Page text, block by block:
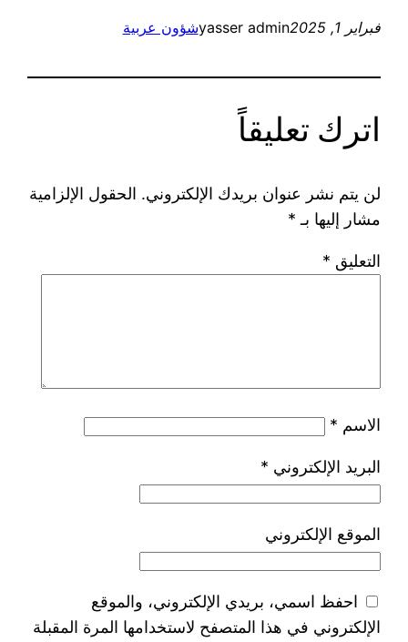
فبراير 1, 2025 yasser adminشؤون عربية
اترك تعليقاً
لن يتم نشر عنوان بريدك الإلكتروني. الحقول الإلزامية
مشار إليها بـ *
التعليق *
الاسم *
البريد الإلكتروني *
الموقع الإلكتروني
احفظ اسمي، بريدي الإلكتروني، والموقع
الإلكتروني في هذا المتصفح لاستخدامها المرة المقبلة